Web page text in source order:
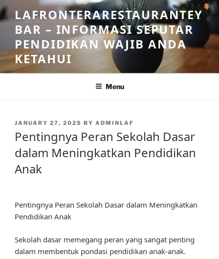
Skip
to
content
LAFRONTERARESTAURANTEY
BAR – INFORMASI SEPUTAR
PENDIDIKAN WAJIB ANDA
KETAHUI
Menu
POSTED
JANUARY 27, 2025 BY ADMINLAF
Pentingnya Peran Sekolah Dasar
dalam Meningkatkan Pendidikan
Anak
Pentingnya Peran Sekolah Dasar dalam Meningkatkan
Pendidikan Anak
Sekolah dasar memegang peran yang sangat penting
dalam membentuk pondasi pendidikan anak-anak.